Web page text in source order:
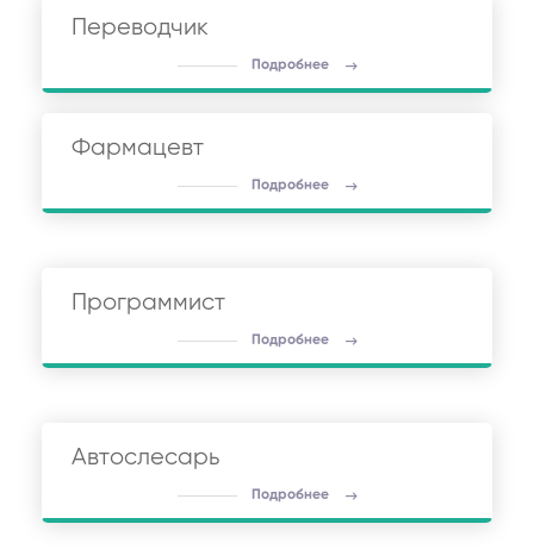
Переводчик
Подробнее
Фармацевт
Подробнее
Программист
Подробнее
Автослесарь
Подробнее